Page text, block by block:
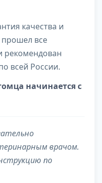
качества и
все
рекомендован
всей России.
начинается с
врачом.
по